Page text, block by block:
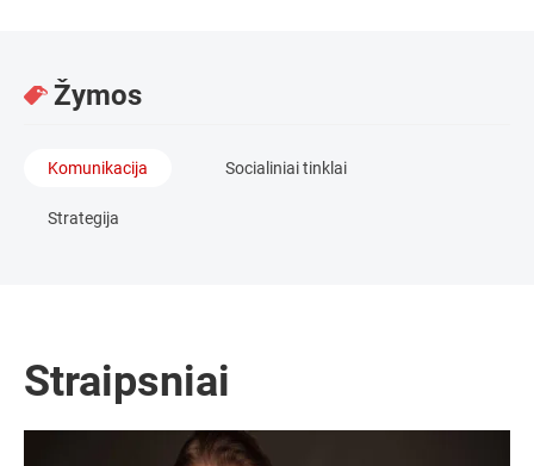
Žymos
Komunikacija Socialiniai tinklai
Strategija
Straipsniai